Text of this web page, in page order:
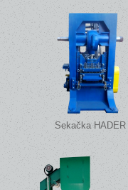
Sekačka HADER